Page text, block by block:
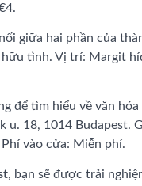
giữa hai phần của
tình. Vị trí: Margit
để tìm hiểu về văn hóa
u. 18, 1014 Budapest.
vào cửa: Miễn phí.
, bạn sẽ được trải